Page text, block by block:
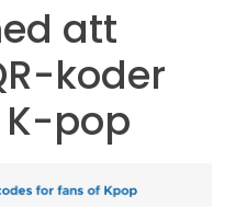
att
koder
pop